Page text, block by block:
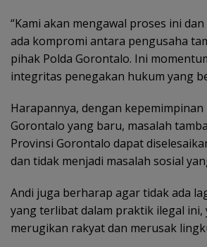
“Kami akan mengawal proses ini
ada kompromi antara pengusaha
pihak Polda Gorontalo. Ini
integritas penegakan hukum yang
Harapannya, dengan kepemimpinan
Gorontalo yang baru, masalah
Provinsi Gorontalo dapat
dan tidak menjadi masalah sosial
Andi juga berharap agar tidak ada
yang terlibat dalam praktik ilegal ini,
merugikan rakyat dan merusak